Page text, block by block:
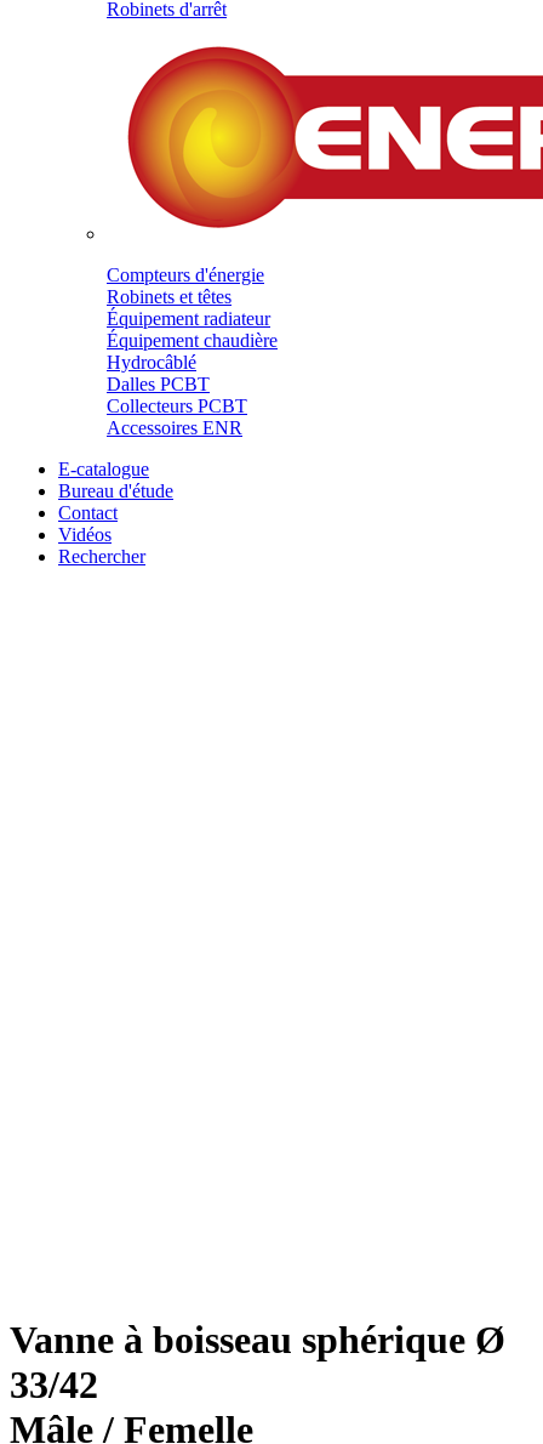
Robinets d'arrêt
Compteurs d'énergie
Robinets et têtes
Équipement radiateur
Équipement chaudière
Hydrocâblé
Dalles PCBT
Collecteurs PCBT
Accessoires ENR
E-catalogue
Bureau d'étude
Contact
Vidéos
Rechercher
Vanne à boisseau sphérique Ø
33/42
Mâle / Femelle